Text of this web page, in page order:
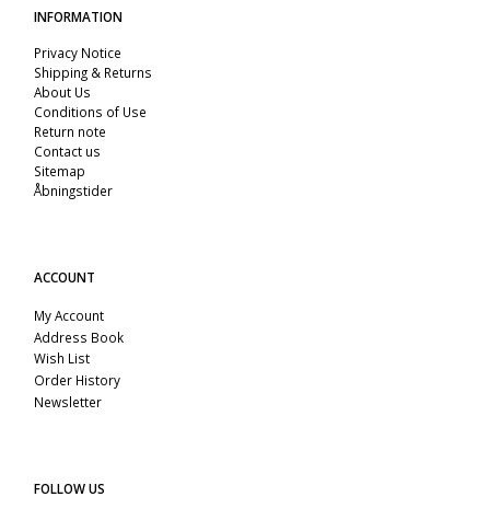
INFORMATION
Privacy Notice
Shipping & Returns
About Us
Conditions of Use
Return note
Contact us
Sitemap
Åbningstider
ACCOUNT
My Account
Address Book
Wish List
Order History
Newsletter
FOLLOW US